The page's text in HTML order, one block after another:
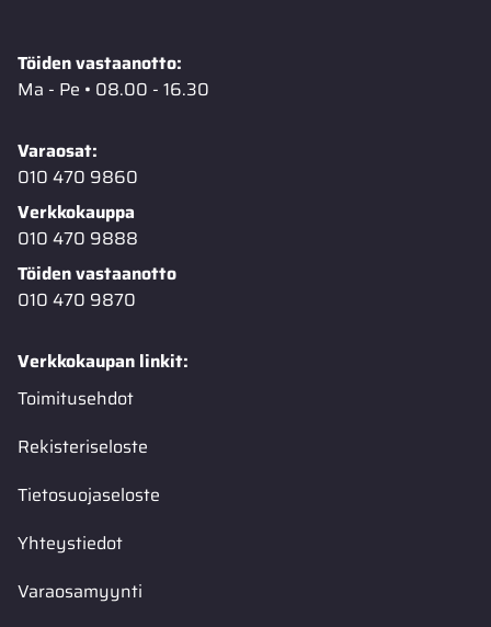
Töiden vastaanotto:
Ma - Pe • 08.00 - 16.30
Varaosat:
010 470 9860
Verkkokauppa
010 470 9888
Töiden vastaanotto
010 470 9870
Verkkokaupan linkit:
Toimitusehdot
Rekisteriseloste
Tietosuojaseloste
Yhteystiedot
Varaosamyynti